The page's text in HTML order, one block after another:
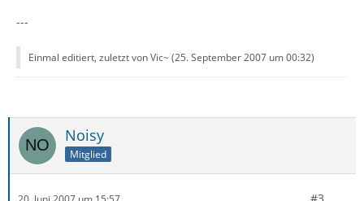
---
Einmal editiert, zuletzt von Vic~ (25. September 2007 um 00:32)
Noisy
Mitglied